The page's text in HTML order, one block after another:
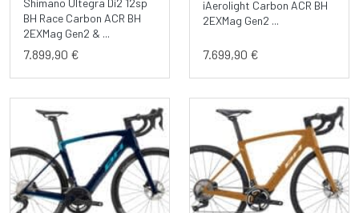
Shimano Ultegra Di2 12sp
BH Race Carbon ACR BH
2EXMag Gen2 & ...
7.899,90 €
iAerolight Carbon ACR BH
2EXMag Gen2 ...
7.699,90 €